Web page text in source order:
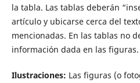
la tabla. Las tablas deberán
artículo y ubicarse cerca del
mencionadas. En las tablas no
información dada en las figuras.
Ilustraciones: Las figuras (o